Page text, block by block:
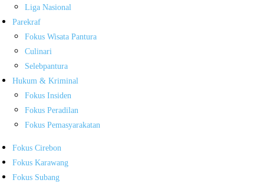
Liga Nasional
Parekraf
Fokus Wisata Pantura
Culinari
Selebpantura
Hukum & Kriminal
Fokus Insiden
Fokus Peradilan
Fokus Pemasyarakatan
Fokus Cirebon
Fokus Karawang
Fokus Subang